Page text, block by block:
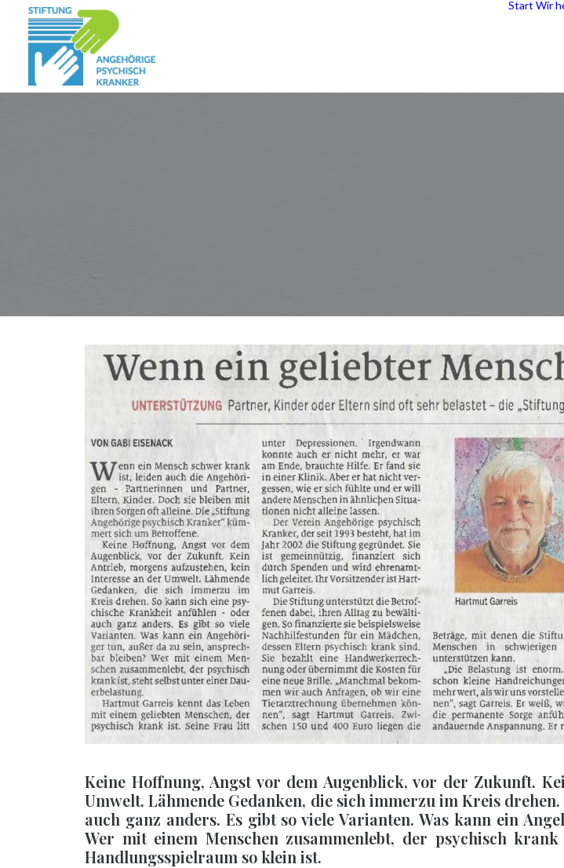
Start Wir
Keine Hoffnung, Angst vor dem Augenblick, vor der Zukunft.
Umwelt. Lähmende Gedanken, die sich immerzu im Kreis
auch ganz anders. Es gibt so viele Varianten. Was kann ein
Wer mit einem Menschen zusammenlebt, der psychisch
Handlungsspielraum so klein ist.